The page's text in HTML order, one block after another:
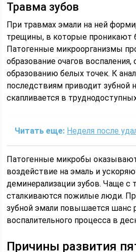
Травма зубов
При травмах эмали на ней
трещины, в которые проникают
Патогенные микроорганизмы
образование очагов
образованию белых точек. К
последствиям приводит зубной
скапливается в
Читать еще: Неделя после
Патогенные микробы
воздействие на эмаль и
деминерализации зубов. Чаще с
сталкиваются пожилые люди.
зубной эмали повышается шанс
воспалительного процесса в
Причины развития